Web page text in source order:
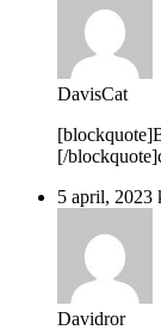
DavisCat
[/
5 april, 2023
Davidror